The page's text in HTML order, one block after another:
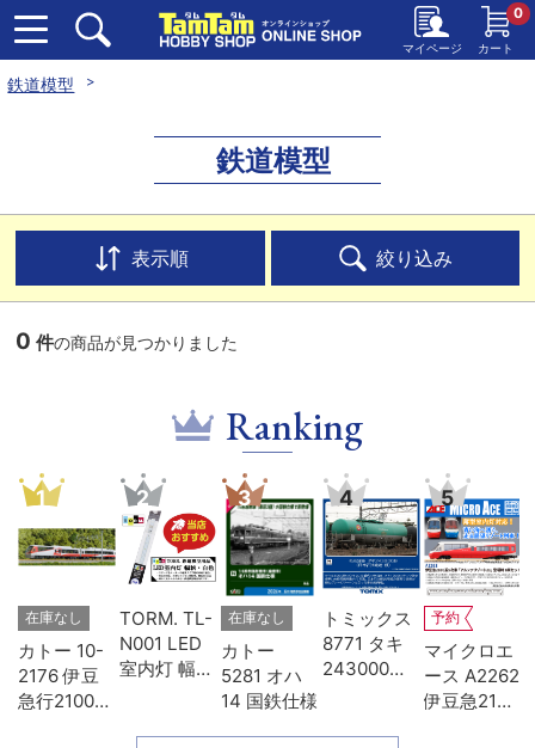
マイページ カート
0
鉄道模型
鉄道模型
表示順 絞り込み
0 件の商品が見つかりました
Ranking
1
在庫なし
カトー 10-
2176 伊豆
急行2100系
2
TORM. TL-
N001 LED
室内灯 幅狭
模型
3
在庫なし
カトー
5281 オハ
14 国鉄仕様
4
トミックス
8771 タキ
243000形
5
予約
マイクロエ
ース A2262
伊豆急2100